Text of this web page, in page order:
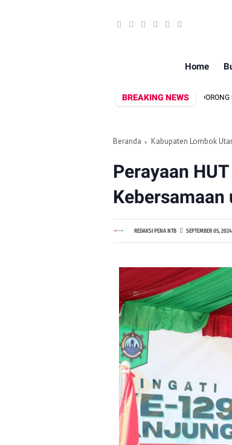
Home
BREAKING NEWS
DEKRANASDA DAN DISPAR LOMBOK UTARA DORONG
Beranda Kabupaten Lombok
Perayaan
Kebersamaan
REDAKSI PENA NTB SEPTEMBER 05, 2024